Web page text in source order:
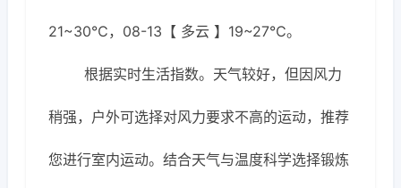
21~30℃，08-13【 多云 】19~27℃。
根据实时生活指数。天气较好，但因风力
稍强，户外可选择对风力要求不高的运动，推荐
您进行室内运动。结合天气与温度科学选择锻炼